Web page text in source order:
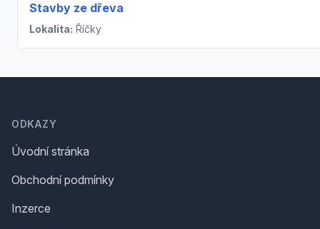
Stavby ze dřeva
Lokalita: Říčky
ODKAZY
Úvodní stránka
Obchodní podmínky
Inzerce